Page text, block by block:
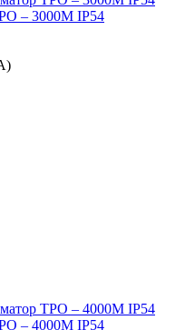
– 3000М IP54
– 4000М IP54